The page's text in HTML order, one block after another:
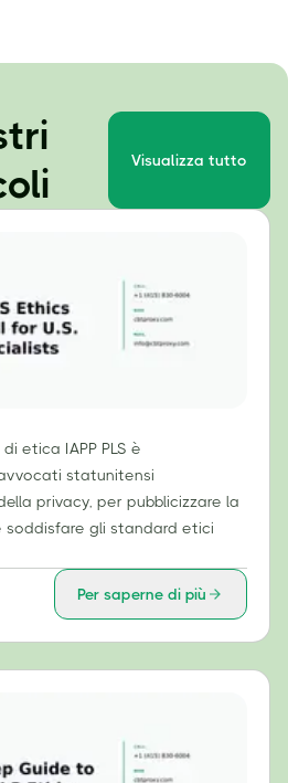
Visualizza tutto
etica IAPP PLS è
statunitensi
privacy, per pubblicizzare la
gli standard etici
Per saperne di più